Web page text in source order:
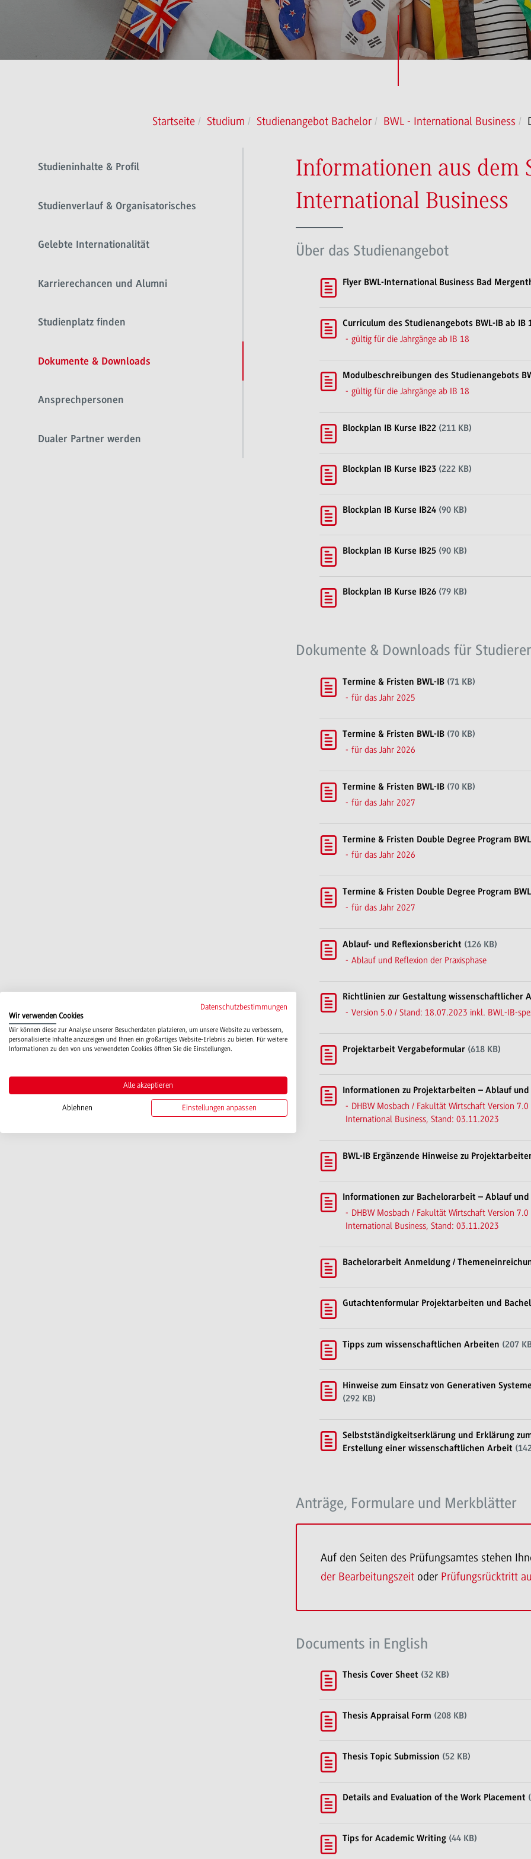
Startseite Studium Studienangebot Bachelor BWL - International Business
Studieninhalte & Profil
Studienverlauf & Organisatorisches
Gelebte Internationalität
Karrierechancen und Alumni
Studienplatz finden
Dokumente & Downloads
Ansprechpersonen
Dualer Partner werden
Informationen aus dem
International Business
Über das Studienangebot
Flyer BWL-International Business Bad
Curriculum des Studienangebots BWL-IB ab IB
gültig für die Jahrgänge ab IB 18
Modulbeschreibungen des Studienangebots
gültig für die Jahrgänge ab IB 18
Blockplan IB Kurse IB22 (211 KB)
Blockplan IB Kurse IB23 (222 KB)
Blockplan IB Kurse IB24 (90 KB)
Blockplan IB Kurse IB25 (90 KB)
Blockplan IB Kurse IB26 (79 KB)
Dokumente & Downloads für
Termine & Fristen BWL-IB (71 KB)
für das Jahr 2025
Termine & Fristen BWL-IB (70 KB)
für das Jahr 2026
Termine & Fristen BWL-IB (70 KB)
für das Jahr 2027
Termine & Fristen Double Degree Program
für das Jahr 2026
Termine & Fristen Double Degree Program
für das Jahr 2027
Ablauf- und Reflexionsbericht (126 KB)
Ablauf und Reflexion der Praxisphase
Richtlinien zur Gestaltung wissenschaftlicher
Version 5.0 / Stand: 18.07.2023 inkl. BWL-IB-
Projektarbeit Vergabeformular (618 KB)
Informationen zu Projektarbeiten – Ablauf
DHBW Mosbach / Fakultät Wirtschaft Version
International Business, Stand: 03.11.2023
BWL-IB Ergänzende Hinweise zu
Informationen zur Bachelorarbeit – Ablauf
DHBW Mosbach / Fakultät Wirtschaft Version
International Business, Stand: 03.11.2023
Bachelorarbeit Anmeldung /
Gutachtenformular Projektarbeiten und
Tipps zum wissenschaftlichen Arbeiten (207
Hinweise zum Einsatz von Generativen
(292 KB)
Selbstständigkeitserklärung und Erklärung
Erstellung einer wissenschaftlichen Arbeit
Anträge, Formulare und Merkblätter
Auf den Seiten des Prüfungsamtes stehen
der Bearbeitungszeitoder Prüfungsrücktritt
Documents in English
Thesis Cover Sheet (32 KB)
Thesis Appraisal Form (208 KB)
Thesis Topic Submission (52 KB)
Details and Evaluation of the Work Placement
Tips for Academic Writing (44 KB)
Datenschutzbestimmungen
Wir verwenden Cookies
Wir können diese zur Analyse unserer Besucherdaten platzieren, um unsere Website zu verbessern,
personalisierte Inhalte anzuzeigen und Ihnen ein großartiges Website-Erlebnis zu bieten. Für weitere
Informationen zu den von uns verwendeten Cookies öffnen Sie die Einstellungen.
Alle akzeptieren
Ablehnen Einstellungen anpassen